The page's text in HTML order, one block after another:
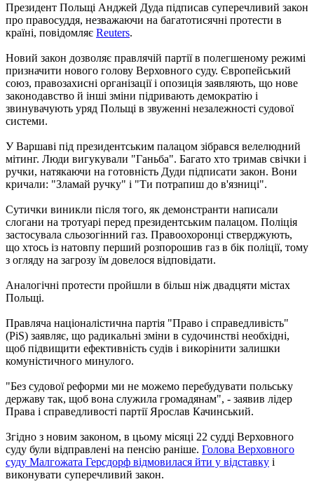
Президент Польщі Анджей Дуда підписав суперечливий закон
про правосуддя, незважаючи на багатотисячні протести в
країні, повідомляє Reuters.
Новий закон дозволяє правлячій партії в полегшеному режимі
призначити нового голову Верховного суду. Європейський
союз, правозахисні організації і опозиція заявляють, що нове
законодавство й інші зміни підривають демократію і
звинувачують уряд Польщі в звуженні незалежності судової
системи.
У Варшаві під президентським палацом зібрався велелюдний
мітинг. Люди вигукували "Ганьба". Багато хто тримав свічки і
ручки, натякаючи на готовність Дуди підписати закон. Вони
кричали: "Зламай ручку" і "Ти потрапиш до в'язниці".
Сутички виникли після того, як демонстранти написали
слогани на тротуарі перед президентським палацом. Поліція
застосувала сльозогінний газ. Правоохоронці стверджують,
що хтось із натовпу перший розпорошив газ в бік поліції, тому
з огляду на загрозу їм довелося відповідати.
Аналогічні протести пройшли в більш ніж двадцяти містах
Польщі.
Правляча націоналістична партія "Право і справедливість"
(PiS) заявляє, що радикальні зміни в судочинстві необхідні,
щоб підвищити ефективність судів і викорінити залишки
комуністичного минулого.
"Без судової реформи ми не можемо перебудувати польську
державу так, щоб вона служила громадянам", - заявив лідер
Права і справедливості партії Ярослав Качинський.
Згідно з новим законом, в цьому місяці 22 судді Верховного
суду були відправлені на пенсію раніше. Голова Верховного
суду Малгожата Герсдорф відмовилася йти у відставку і
виконувати суперечливий закон.